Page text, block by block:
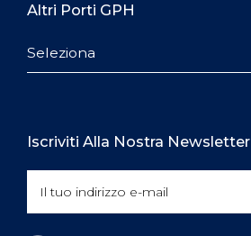
Altri Porti GPH
Seleziona
Iscriviti Alla Nostra Newsletter